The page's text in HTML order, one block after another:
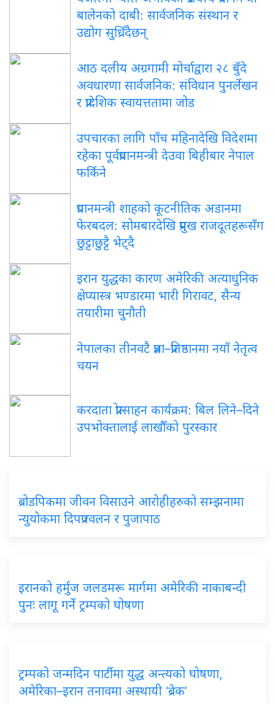
बालेनको दाबी: सार्वजनिक संस्थान र
उद्योग सुध्रिँदैछन्
आठ दलीय अग्रगामी मोर्चाद्वारा २८ बुँदे
अवधारणा सार्वजनिक: संविधान पुनर्लेखन
र प्रादेशिक स्वायत्ततामा जोड
उपचारका लागि पाँच महिनादेखि विदेशमा
रहेका पूर्वप्रधानमन्त्री देउवा बिहीबार नेपाल
फर्किने
प्रधानमन्त्री शाहको कूटनीतिक अडानमा
फेरबदल: सोमबारदेखि प्रमुख राजदूतहरूसँग
छुट्टाछुट्टै भेट्दै
इरान युद्धका कारण अमेरिकी अत्याधुनिक
क्षेप्यास्त्र भण्डारमा भारी गिरावट, सैन्य
तयारीमा चुनौती
नेपालका तीनवटै प्रज्ञा–प्रतिष्ठानमा नयाँ नेतृत्व
चयन
करदाता प्रोत्साहन कार्यक्रम: बिल लिने–दिने
उपभोक्तालाई लाखौँको पुरस्कार
ब्रोडपिकमा जीवन विसाउने आरोहीहरुको सम्झनामा
न्युयोकमा दिपप्रज्वलन र पुजापाठ
इरानको हर्मुज जलडमरू मार्गमा अमेरिकी नाकाबन्दी
पुनः लागू गर्ने ट्रम्पको घोषणा
ट्रम्पको जन्मदिन पार्टीमा युद्ध अन्त्यको घोषणा,
अमेरिका–इरान तनावमा अस्थायी ‘ब्रेक’